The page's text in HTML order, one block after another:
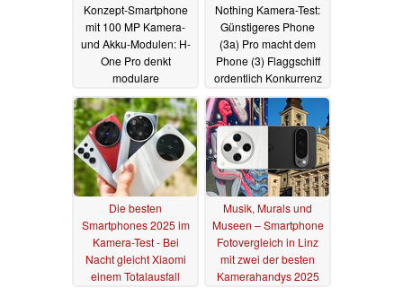
Konzept-Smartphone
mit 100 MP Kamera-
und Akku-Modulen: H-
One Pro denkt
modulare
Smartphones neu
28.07.2025
Nothing Kamera-Test:
Günstigeres Phone
(3a) Pro macht dem
Phone (3) Flaggschiff
ordentlich Konkurrenz
26.07.2025
Die besten
Smartphones 2025 im
Kamera-Test - Bei
Nacht gleicht Xiaomi
einem Totalausfall
Musik, Murals und
Museen – Smartphone
Fotovergleich in Linz
mit zwei der besten
Kamerahandys 2025